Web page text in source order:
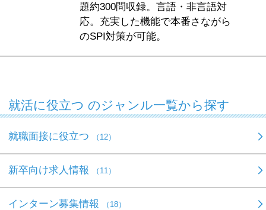
題約300問収録。言語・非言語対
応。充実した機能で本番さながら
のSPI対策が可能。
就活に役立つ のジャンル一覧から探す
就職面接に役立つ （12）
新卒向け求人情報 （11）
インターン募集情報 （18）